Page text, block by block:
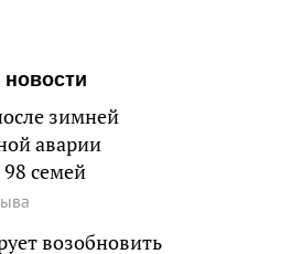
зимней
аварии
семей
возобновить